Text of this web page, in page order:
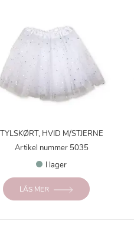
TYLSKØRT, HVID M/STJERNE
Artikel nummer 5035
I lager
LÄS MER